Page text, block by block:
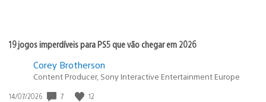
19 jogos imperdíveis para PS5 que vão chegar em 2026
Corey Brotherson
Content Producer, Sony Interactive Entertainment Europe
Data
14/07/2026 7 12